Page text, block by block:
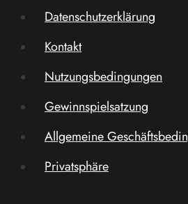
Datenschutzerklärung
Kontakt
Nutzungsbedingungen
Gewinnspielsatzung
Allgemeine
Privatsphäre